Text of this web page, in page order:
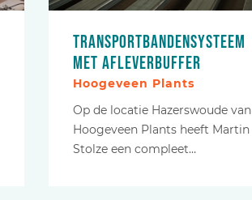
Transportbandensysteem
met afleverbuffer
Hoogeveen Plants
Op de locatie Hazerswoude van
Hoogeveen Plants heeft Martin
Stolze een compleet…